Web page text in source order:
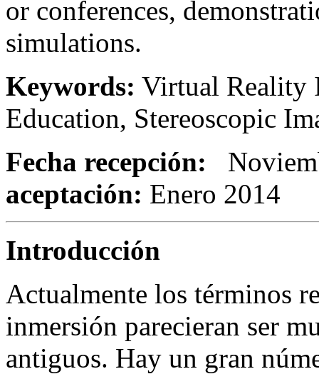
or conferences,
simulations.
Keywords: Virtual Reality
Education, Stereoscopic
Fecha recepción:
aceptación: Enero 2014
Introducción
Actualmente los términos
inmersión parecieran ser
antiguos. Hay un gran